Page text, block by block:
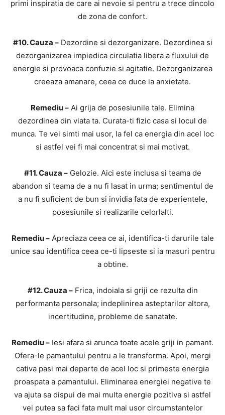
primi inspiratia de care ai nevoie si pentru a trece dincolo
de zona de confort.
#10. Cauza –Dezordine si dezorganizare. Dezordinea si
dezorganizarea impiedica circulatia libera a fluxului de
energie si provoaca confuzie si agitatie. Dezorganizarea
creeaza amanare, ceea ce duce la anxietate.
Remediu – Ai grija de posesiunile tale. Elimina
dezordinea din viata ta. Curata-ti fizic casa si locul de
munca. Te vei simti mai usor, la fel ca energia din acel loc
si astfel vei fi mai concentrat si mai motivat.
#11. Cauza –Gelozie. Aici este inclusa si teama de
abandon si teama de a nu fi lasat in urma; sentimentul de
a nu fi suficient de bun si invidia fata de experientele,
posesiunile si realizarile celorlalti.
Remediu –Apreciaza ceea ce ai, identifica-ti darurile tale
unice sau identifica ceea ce-ti lipseste si ia masuri pentru
a obtine.
#12. Cauza –Frica, indoiala si griji ce rezulta din
performanta personala; indeplinirea asteptarilor altora,
incertitudine, probleme de sanatate.
Remediu – Iesi afara si arunca toate acele griji in pamant.
Ofera-le pamantului pentru a le transforma. Apoi, mergi
cativa pasi mai departe de acel loc si primeste energia
proaspata a pamantului. Eliminarea energiei negative te
va ajuta sa dispui de mai multa energie pozitiva si astfel
vei putea sa faci fata mult mai usor circumstantelor